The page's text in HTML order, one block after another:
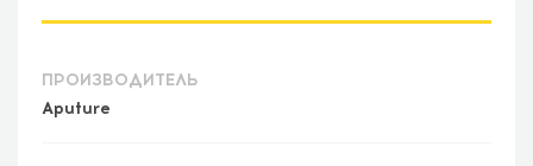
ПРОИЗВОДИТЕЛЬ
Aputure